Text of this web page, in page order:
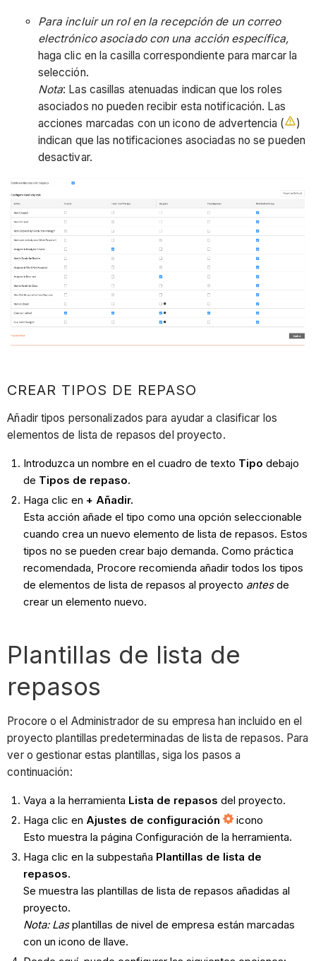
Para incluir un rol en la recepción de un correo
electrónico asociado con una acción específica,
haga clic en la casilla correspondiente para marcar la
selección.
Nota: Las casillas atenuadas indican que los roles
asociados no pueden recibir esta notificación. Las
acciones marcadas con un icono de advertencia (
)
indican que las notificaciones asociadas no se pueden
desactivar.
CREAR TIPOS DE REPASO
Añadir tipos personalizados para ayudar a clasificar los
elementos de lista de repasos del proyecto.
Introduzca un nombre en el cuadro de texto Tipo debajo
de Tipos de repaso.
Haga clic en + Añadir.
Esta acción añade el tipo como una opción seleccionable
cuando crea un nuevo elemento de lista de repasos. Estos
tipos no se pueden crear bajo demanda. Como práctica
recomendada, Procore recomienda añadir todos los tipos
de elementos de lista de repasos al proyecto antesde
crear un elemento nuevo.
Plantillas de lista de
repasos
Procore o el Administrador de su empresa han incluido en el
proyecto plantillas predeterminadas de lista de repasos. Para
ver o gestionar estas plantillas, siga los pasos a
continuación:
Vaya a la herramienta Lista de repasos del proyecto.
Haga clic en Ajustes de configuración
icono
Esto muestra la página Configuración de la herramienta.
Haga clic en la subpestaña Plantillas de lista de
repasos.
Se muestra las plantillas de lista de repasos añadidas al
proyecto.
Nota: Lasplantillas de nivel de empresa están marcadas
con un icono de llave.